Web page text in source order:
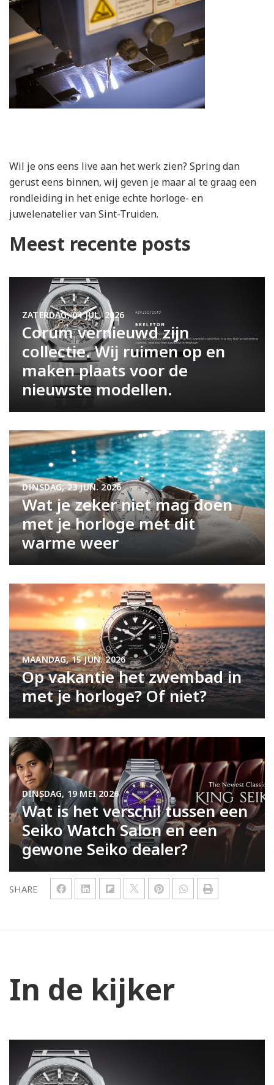
SHARE
Wil je ons eens live aan het werk zien? Spring dan
gerust eens binnen, wij geven je maar al te graag een
rondleiding in het enige echte horloge- en
juwelenatelier van Sint-Truiden.
Meest recente posts
Corum vernieuwd zijn
collectie. Wij ruimen op en
maken plaats voor de
nieuwste modellen.
ZATERDAG, 04 JUL. 2026
Wat je zeker niet mag doen
met je horloge met dit
warme weer
DINSDAG, 23 JUN. 2026
Op vakantie het zwembad in
met je horloge? Of niet?
MAANDAG, 15 JUN. 2026
Wat is het verschil tussen een
Seiko Watch Salon en een
gewone Seiko dealer?
DINSDAG, 19 MEI 2026
In de kijker